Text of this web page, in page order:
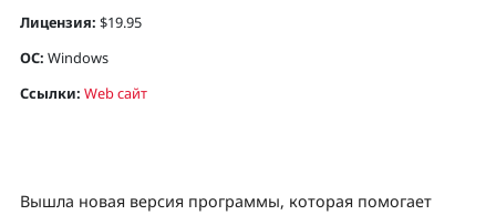
Лицензия: $19.95
ОС: Windows
Ссылки: Web сайт
Вышла новая версия программы, которая помогает